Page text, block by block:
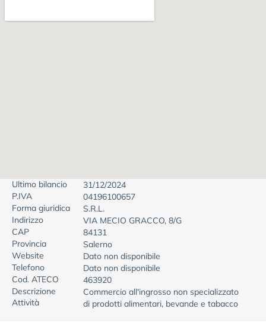
Ultimo bilancio
31/12/2024
P.IVA
04196100657
Forma giuridica
S.R.L.
Indirizzo
VIA MECIO GRACCO, 8/G
CAP
84131
Provincia
Salerno
Website
Dato non disponibile
Telefono
Dato non disponibile
Cod. ATECO
463920
Descrizione
Attività
Commercio all'ingrosso non specializzato
di prodotti alimentari, bevande e tabacco